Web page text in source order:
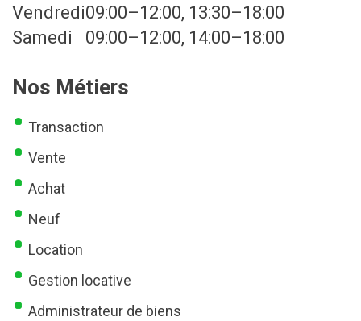
Vendredi09:00–12:00, 13:30–18:00
Samedi
09:00–12:00, 14:00–18:00
Nos Métiers
Transaction
Vente
Achat
Neuf
Location
Gestion locative
Administrateur de biens